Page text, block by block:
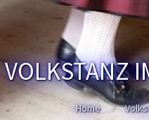
VOLKSTANZ
Home